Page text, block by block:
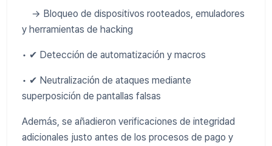
→ Bloqueo de dispositivos rooteados, emuladores
y herramientas de hacking
• ✔ Detección de automatización y macros
• ✔ Neutralización de ataques mediante
superposición de pantallas falsas
Además, se añadieron verificaciones de integridad
adicionales justo antes de los procesos de pago y